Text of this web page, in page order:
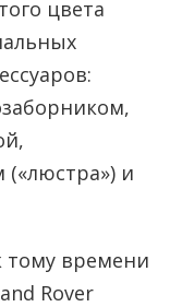
цвета
и
тому времени
Rover